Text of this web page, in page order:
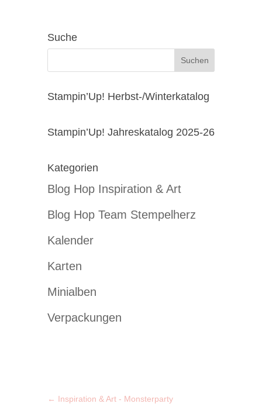
Suche
Stampin’Up! Herbst-/Winterkatalog
Stampin’Up! Jahreskatalog 2025-26
Kategorien
Blog Hop Inspiration & Art
Blog Hop Team Stempelherz
Kalender
Karten
Minialben
Verpackungen
← Inspiration & Art - Monsterparty